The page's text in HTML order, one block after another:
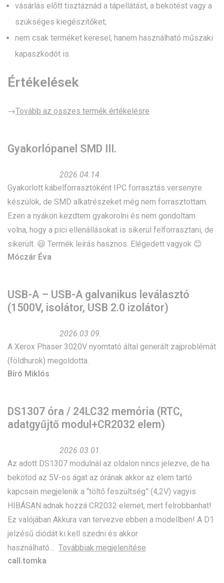
vásárlás előtt tisztáznád a tápellátást, a bekötést vagy a
szükséges kiegészítőket;
nem csak terméket keresel, hanem használható műszaki
kapaszkodót is.
Értékelések
→Tovább az összes termék értékelésre
Gyakorlópanel SMD III.
2026.04.14.
Gyakorlott kábelforrasztóként IPC forrasztás versenyre
készülök, de SMD alkatrészeket még nem forrasztottam.
Ezen a nyákon kezdtem gyakorolni és nem gondoltam
volna, hogy a pici ellenállásokat is sikerül felforrasztani, de
sikerült. 😃 Termék leírás hasznos. Elégedett vagyok 😊
Móczár Éva
USB-A – USB-A galvanikus leválasztó
(1500V, isolátor, USB 2.0 izolátor)
2026.03.09.
A Xerox Phaser 3020V nyomtató által generált zajproblémát
(földhurok) megoldotta.
Bíró Miklós
DS1307 óra / 24LC32 memória (RTC,
adatgyűjtő modul+CR2032 elem)
2026.03.01.
Az adott DS1307 modulnál az oldalon nincs jelezve, de ha
bekötöd az 5V-os ágat az órának akkor az elem tartó
kapcsain megjelenik a “töltő feszültség” (4,2V) vagyis
HIBÁSAN adnak hozzá CR2032 elemet, mert felrobbanhat!
Ez valójában Akkura van tervezve ebben a modellben! A D1
jelzésű diódát ki kell szedni és akkor
használható
Továbbiak megjelenítése
call.tomka